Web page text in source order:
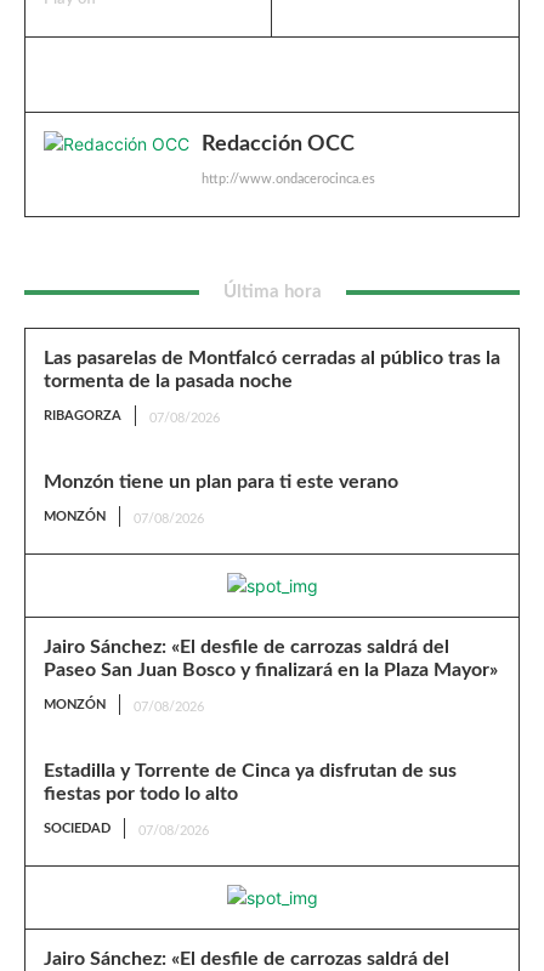
Redacción OCC
http://www.ondacerocinca.es
Última hora
Las pasarelas de Montfalcó cerradas al público tras la
tormenta de la pasada noche
RIBAGORZA 07/08/2026
Monzón tiene un plan para ti este verano
MONZÓN 07/08/2026
Jairo Sánchez: «El desfile de carrozas saldrá del
Paseo San Juan Bosco y finalizará en la Plaza Mayor»
MONZÓN 07/08/2026
Estadilla y Torrente de Cinca ya disfrutan de sus
fiestas por todo lo alto
SOCIEDAD 07/08/2026
Jairo Sánchez: «El desfile de carrozas saldrá del